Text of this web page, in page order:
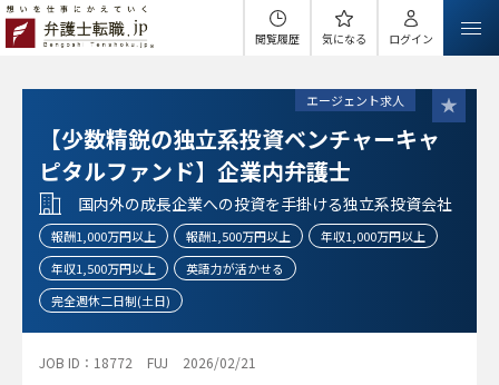
閲覧履歴 気になる ログイン
エージェント求人
【少数精鋭の独立系投資ベンチャーキャ
ピタルファンド】企業内弁護士
国内外の成長企業への投資を手掛ける独立系投資会社
報酬1,000万円以上 報酬1,500万円以上
年収1,000万円以上
年収1,500万円以上
英語力が活かせる
完全週休二日制(土日)
JOB ID：18772 FUJ 2026/02/21